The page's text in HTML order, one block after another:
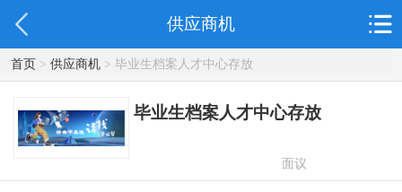
供应商机
首页> 供应商机> 毕业生档案人才中心存放
毕业生档案人才中心存放
面议